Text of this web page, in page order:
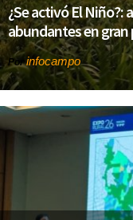
¿Se activó El
abundantes en gran
Porinfocampo